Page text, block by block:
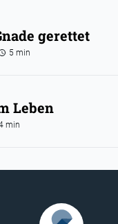
gerettet
5 min
Leben
min